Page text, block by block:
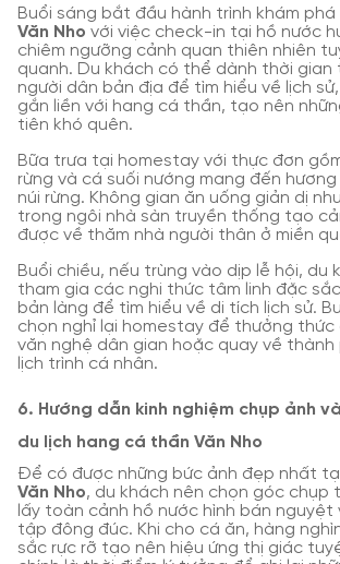
Buổi sáng bắt đầu hành trình khám phá
Văn Nho với việc check-in tại hồ nước
chiêm ngưỡng cảnh quan thiên nhiên
quanh. Du khách có thể dành thời gian
người dân bản địa để tìm hiểu về lịch
gắn liền với hang cá thần, tạo nên
tiên khó quên.
Bữa trưa tại homestay với thực đơn
rừng và cá suối nướng mang đến
núi rừng. Không gian ăn uống giản dị
trong ngôi nhà sàn truyền thống tạo
được về thăm nhà người thân ở miền
Buổi chiều, nếu trùng vào dịp lễ hội, du
tham gia các nghi thức tâm linh đặc
bản làng để tìm hiểu về di tích lịch sử.
chọn nghỉ lại homestay để thưởng thức
văn nghệ dân gian hoặc quay về
lịch trình cá nhân.
6. Hướng dẫn kinh nghiệm chụp ảnh
du lịch hang cá thần Văn Nho
Để có được những bức ảnh đẹp nhất
Văn Nho, du khách nên chọn góc chụp
lấy toàn cảnh hồ nước hình bán
tập đông đúc. Khi cho cá ăn, hàng
sắc rực rỡ tạo nên hiệu ứng thị giác